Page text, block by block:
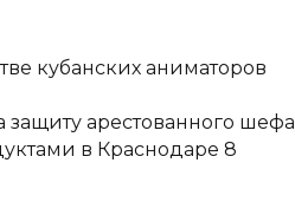
кубанских аниматоров
арестованного шефа
в Краснодаре 8